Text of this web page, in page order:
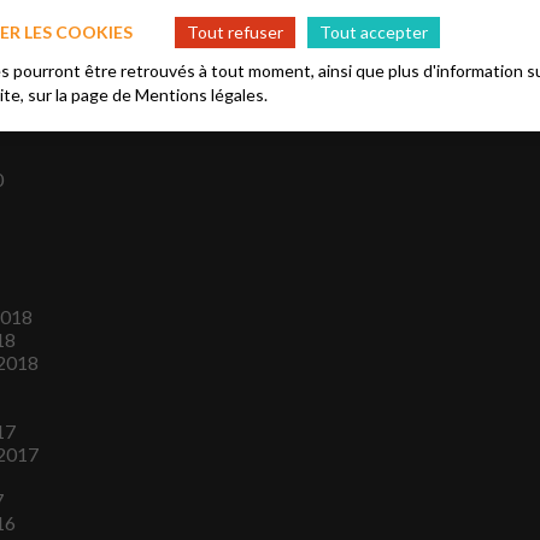
LES COOKIES
Tout refuser
Tout accepter
pourront être retrouvés à tout moment, ainsi que plus d'information
sur la page deMentions légales.